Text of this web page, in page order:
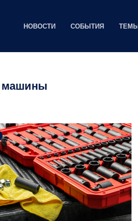
НОВОСТИ СОБЫТИЯ ТЕМЫ
машины